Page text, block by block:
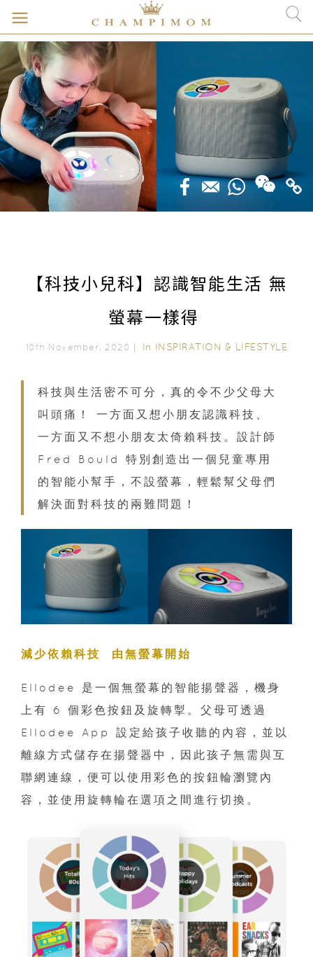
【科技小兒科】認識智能生活 無
螢幕一樣得
10th November, 2020｜ In INSPIRATION & LIFESTYLE
科技與生活密不可分，真的令不少父母大
叫頭痛！ 一方面又想小朋友認識科技、
一方面又不想小朋友太倚賴科技。設計師
Fred Bould 特別創造出一個兒童專用
的智能小幫手，不設螢幕，輕鬆幫父母們
解決面對科技的兩難問題！
減少依賴科技 由無螢幕開始
Ellodee 是一個無螢幕的智能揚聲器，機身
上有 6 個彩色按鈕及旋轉掣。父母可透過
Ellodee App 設定給孩子收聽的內容，並以
離線方式儲存在揚聲器中，因此孩子無需與互
聯網連線，便可以使用彩色的按鈕輪瀏覽內
容，並使用旋轉輪在選項之間進行切換。